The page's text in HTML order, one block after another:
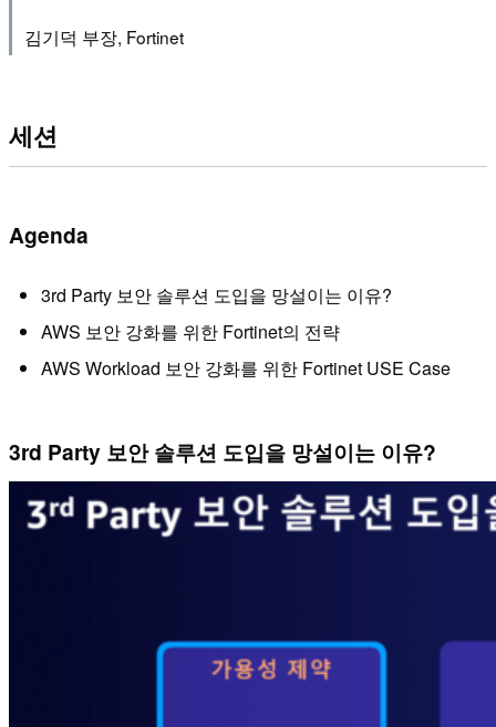
김기덕 부장, Fortinet
세션
Agenda
3rd Party 보안 솔루션 도입을 망설이는 이유?
AWS 보안 강화를 위한 Fortinet의 전략
AWS Workload 보안 강화를 위한 Fortinet USE Case
3rd Party 보안 솔루션 도입을 망설이는 이유?